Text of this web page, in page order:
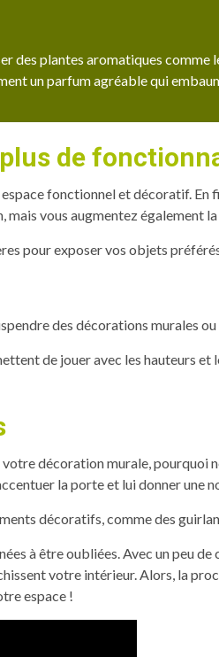
des plantes aromatiques comme
un parfum agréable qui
de
fonctionnel et décoratif.
vous augmentez également
pour exposer vos objets
des décorations murales
de jouer avec les hauteurs
décoration murale, pourquoi
la porte et lui donner une
décoratifs, comme des
à être oubliées. Avec un peu
votre intérieur. Alors, la
espace !